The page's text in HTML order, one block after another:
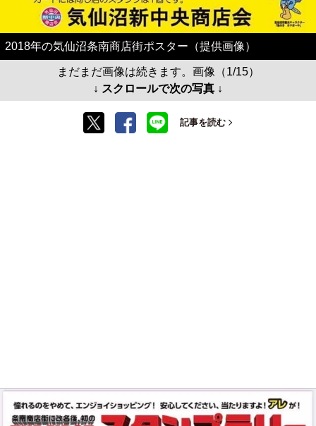
2018年の気仙沼条南商店街ポスター（提供画像）
まだまだ画像は続きます。画像（1/15）
↓ スクロールで次の写真 ↓
記事を読む